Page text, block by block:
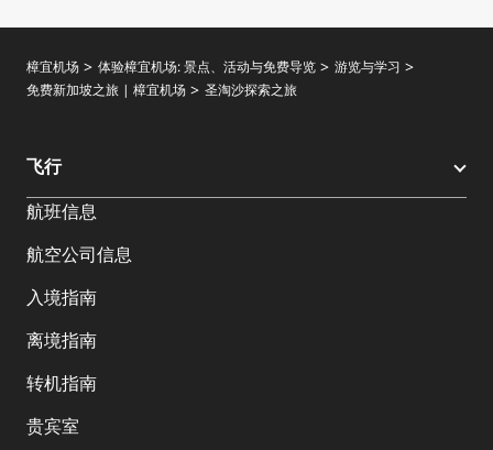
樟宜机场 体验樟宜机场: 景点、活动与免费导览
游览与学习
免费新加坡之旅 | 樟宜机场
圣淘沙探索之旅
飞行
航班信息
航空公司信息
入境指南
离境指南
转机指南
贵宾室